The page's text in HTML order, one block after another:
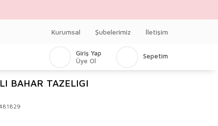
Kurumsal Şubelerimiz İletişim
Giriş Yap
Üye Ol
Sepetim
BAHAR TAZELIGI